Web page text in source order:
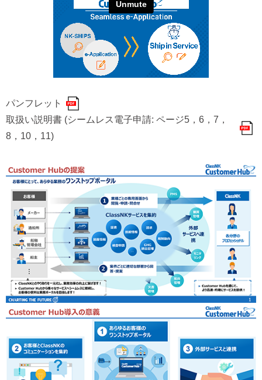
パンフレット
取扱い説明書 (シームレス電子申請: ページ5，6，7，
8，10，11)